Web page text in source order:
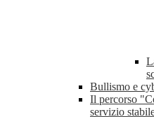
Bullismo e
Il percorso
servizio